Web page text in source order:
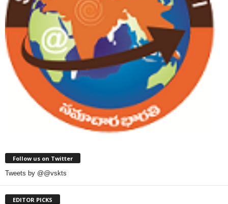
Follow us on Twitter
Tweets by @@vskts
EDITOR PICKS